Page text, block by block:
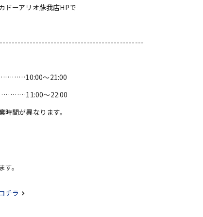
ドーアリオ蘇我店HPで
～21:00
～22:00
間が異なります。
。
チラ